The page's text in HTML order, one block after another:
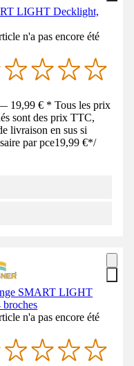
LIGHT Decklight,
n'a pas encore été
19,99 € * Tous les prix
sont des prix TTC,
livraison en sus si
par pce19,99 €*/
SMART LIGHT
broches
n'a pas encore été